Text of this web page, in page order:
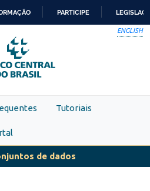
PARA
O
CONTEÚDO
PARTICIPE
ENGLISH
Tutoriais
de dados